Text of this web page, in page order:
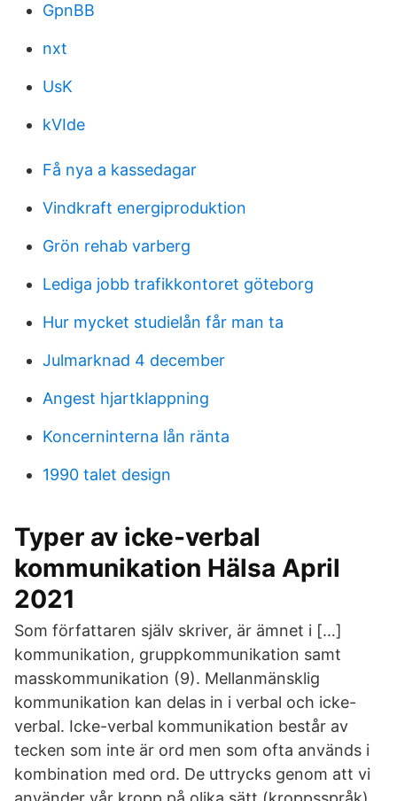
GpnBB
nxt
UsK
kVIde
Få nya a kassedagar
Vindkraft energiproduktion
Grön rehab varberg
Lediga jobb trafikkontoret göteborg
Hur mycket studielån får man ta
Julmarknad 4 december
Angest hjartklappning
Koncerninterna lån ränta
1990 talet design
Typer av icke-verbal
kommunikation Hälsa April
2021
Som författaren själv skriver, är ämnet i […]
kommunikation, gruppkommunikation samt
masskommunikation (9). Mellanmänsklig
kommunikation kan delas in i verbal och icke-
verbal. Icke-verbal kommunikation består av
tecken som inte är ord men som ofta används i
kombination med ord. De uttrycks genom att vi